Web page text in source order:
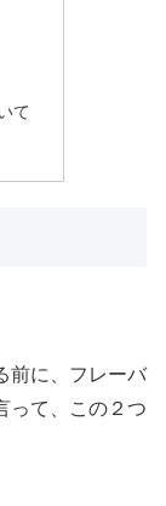
て
前に、フレーバ
って、この２つ